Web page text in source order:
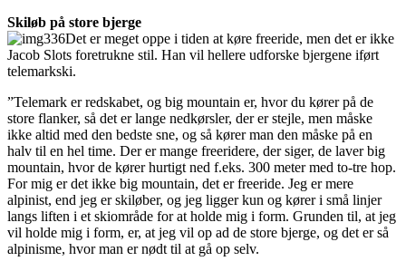
Skiløb på store bjerge
Det er meget oppe i tiden at køre freeride, men det er ikke
Jacob Slots foretrukne stil. Han vil hellere udforske bjergene iført
telemarkski.
”Telemark er redskabet, og big mountain er, hvor du kører på de
store flanker, så det er lange nedkørsler, der er stejle, men måske
ikke altid med den bedste sne, og så kører man den måske på en
halv til en hel time. Der er mange freeridere, der siger, de laver big
mountain, hvor de kører hurtigt ned f.eks. 300 meter med to-tre hop.
For mig er det ikke big mountain, det er freeride. Jeg er mere
alpinist, end jeg er skiløber, og jeg ligger kun og kører i små linjer
langs liften i et skiområde for at holde mig i form. Grunden til, at jeg
vil holde mig i form, er, at jeg vil op ad de store bjerge, og det er så
alpinisme, hvor man er nødt til at gå op selv.